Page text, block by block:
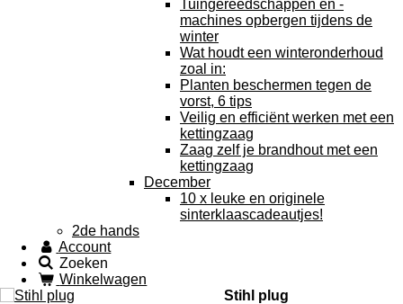
Tuingereedschappen en -
machines opbergen tijdens de
winter
Wat houdt een winteronderhoud
zoal in:
Planten beschermen tegen de
vorst, 6 tips
Veilig en efficiënt werken met een
kettingzaag
Zaag zelf je brandhout met een
kettingzaag
December
10 x leuke en originele
sinterklaascadeautjes!
2de hands
Account
Zoeken
Winkelwagen
Stihl plug